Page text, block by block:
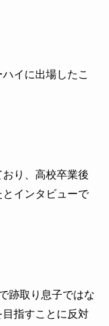
イに出場したこ
り、高校卒業後
インタビューで
跡取り息子ではな
指すことに反対